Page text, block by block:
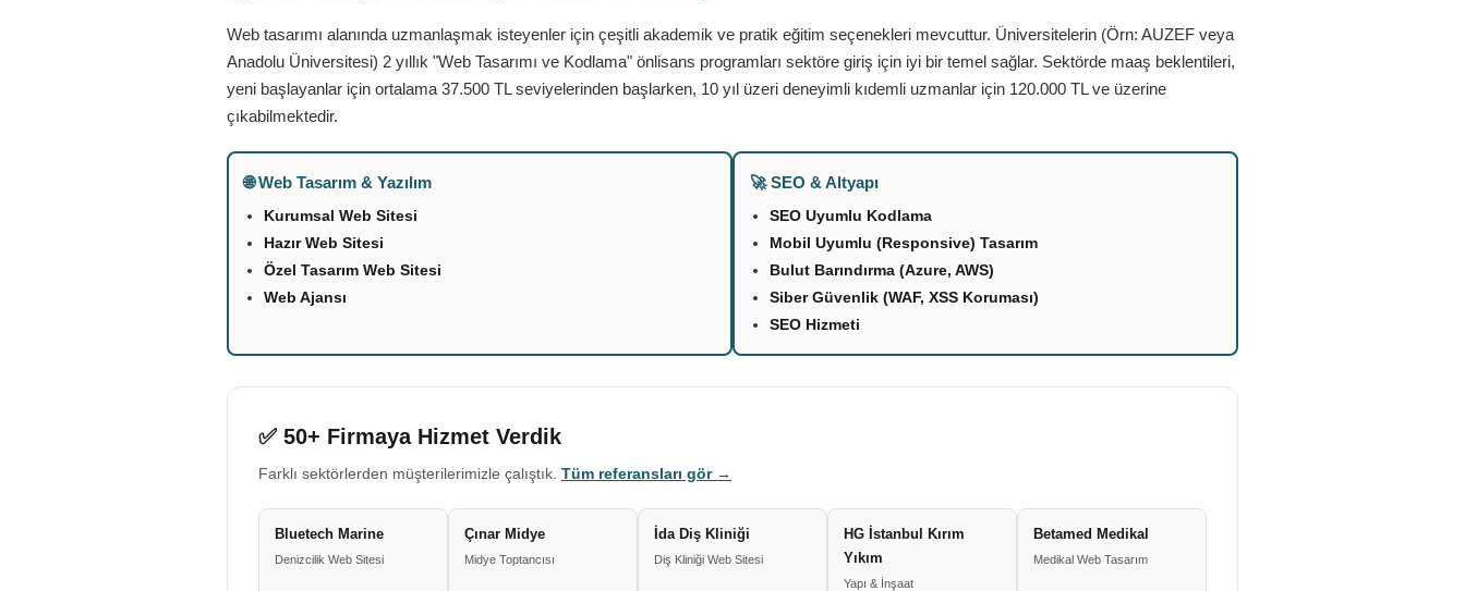
Web tasarımı alanında uzmanlaşmak isteyenler için çeşitli akademik ve pratik eğitim seçenekleri mevcuttur. Üniversitelerin (Örn: AUZEF veya
Anadolu Üniversitesi) 2 yıllık "Web Tasarımı ve Kodlama" önlisans programları sektöre giriş için iyi bir temel sağlar. Sektörde maaş beklentileri,
yeni başlayanlar için ortalama 37.500 TL seviyelerinden başlarken, 10 yıl üzeri deneyimli kıdemli uzmanlar için 120.000 TL ve üzerine
çıkabilmektedir.
🌐 Web Tasarım & Yazılım
Kurumsal Web Sitesi
Hazır Web Sitesi
Özel Tasarım Web Sitesi
Web Ajansı
🚀 SEO & Altyapı
SEO Uyumlu Kodlama
Mobil Uyumlu (Responsive) Tasarım
Bulut Barındırma (Azure, AWS)
Siber Güvenlik (WAF, XSS Koruması)
SEO Hizmeti
✅ 50+ Firmaya Hizmet Verdik
Farklı sektörlerden müşterilerimizle çalıştık. Tüm referansları gör →
Bluetech Marine
Denizcilik Web Sitesi
Çınar Midye
Midye Toptancısı
İda Diş Kliniği
Diş Kliniği Web Sitesi
HG İstanbul Kırım
Yıkım
Yapı & İnşaat
Betamed Medikal
Medikal Web Tasarım